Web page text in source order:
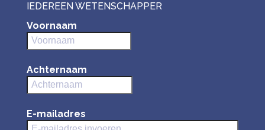
IEDEREEN WETENSCHAPPER
Voornaam
Achternaam
E-mailadres